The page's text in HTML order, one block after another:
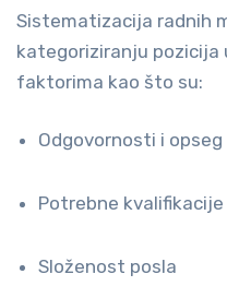
Sistematizacija radnih
kategoriziranju pozicija
faktorima kao što su:
Odgovornosti i opseg
Potrebne
Složenost posla